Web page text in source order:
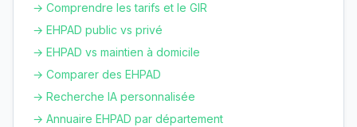
→ Comprendre les tarifs et le GIR
→ EHPAD public vs privé
→ EHPAD vs maintien à domicile
→ Comparer des EHPAD
→ Recherche IA personnalisée
→ Annuaire EHPAD par département